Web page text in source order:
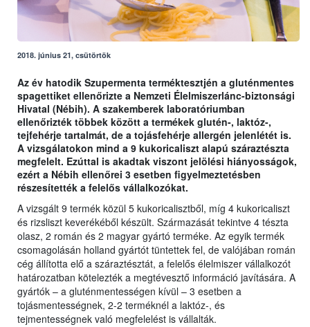
2018. június 21, csütörtök
Az év hatodik Szupermenta terméktesztjén a gluténmentes
spagettiket ellenőrizte a Nemzeti Élelmiszerlánc-biztonsági
Hivatal (Nébih). A szakemberek laboratóriumban
ellenőrizték többek között a termékek glutén-, laktóz-,
tejfehérje tartalmát, de a tojásfehérje allergén jelenlétét is.
A vizsgálatokon mind a 9 kukoricaliszt alapú száraztészta
megfelelt. Ezúttal is akadtak viszont jelölési hiányosságok,
ezért a Nébih ellenőrei 3 esetben figyelmeztetésben
részesítették a felelős vállalkozókat.
A vizsgált 9 termék közül 5 kukoricalisztből, míg 4 kukoricaliszt
és rizsliszt keverékéből készült. Származását tekintve 4 tészta
olasz, 2 román és 2 magyar gyártó terméke. Az egyik termék
csomagolásán holland gyártót tüntettek fel, de valójában román
cég állította elő a száraztésztát, a felelős élelmiszer vállalkozót
határozatban kötelezték a megtévesztő információ javítására. A
gyártók – a gluténmentességen kívül – 3 esetben a
tojásmentességnek, 2-2 terméknél a laktóz-, és
tejmentességnek való megfelelést is vállalták.